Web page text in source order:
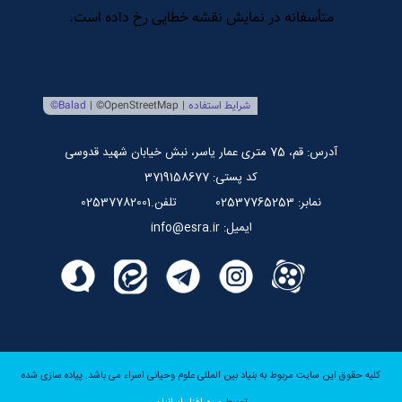
مرکز بین المللی نشر اسراء
آدرس: قم، 75 متری عمار یاسر، نبش خیابان شهید قدوسی
کد پستی: 3719158677
نمابر: 02537765253
تلفن.02537782001
ایمیل: info@esra.ir
کلیه حقوق این سایت مربوط به بنیاد بین المللی علوم وحیانی اسراء می باشد. پیاده سازی شده